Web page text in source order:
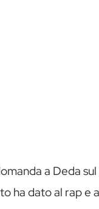
a Deda
ha dato al rap e